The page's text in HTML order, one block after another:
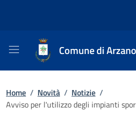
Comune di Arzano
Home / Novità / Notizie /
Avviso per l'utilizzo degli impianti